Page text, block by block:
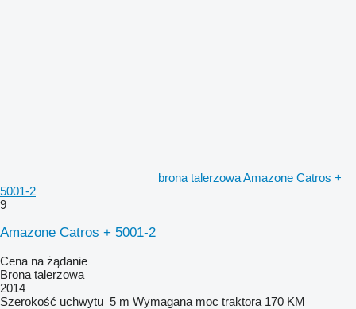
brona talerzowa Amazone Catros +
5001-2
9
Amazone Catros + 5001-2
Cena na żądanie
Brona talerzowa
2014
Szerokość uchwytu 5 m Wymagana moc traktora 170 KM